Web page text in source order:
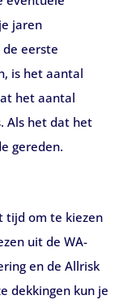
jaren
eerste
is het aantal
het aantal
Als het dat het
gereden.
tijd om te kiezen
uit de WA-
en de Allrisk
dekkingen kun je